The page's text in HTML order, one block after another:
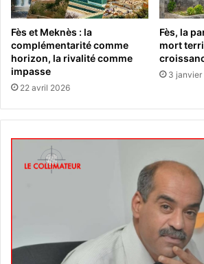
Fès et Meknès : la
complémentarité comme
horizon, la rivalité comme
impasse
22 avril 2026
Fès, la
mort
3 janvier